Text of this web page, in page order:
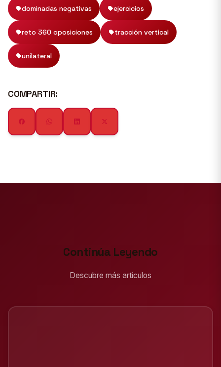
dominadas negativas ejercicios
reto 360 oposiciones tracción vertical
unilateral
COMPARTIR:
Continúa Leyendo
Descubre más artículos